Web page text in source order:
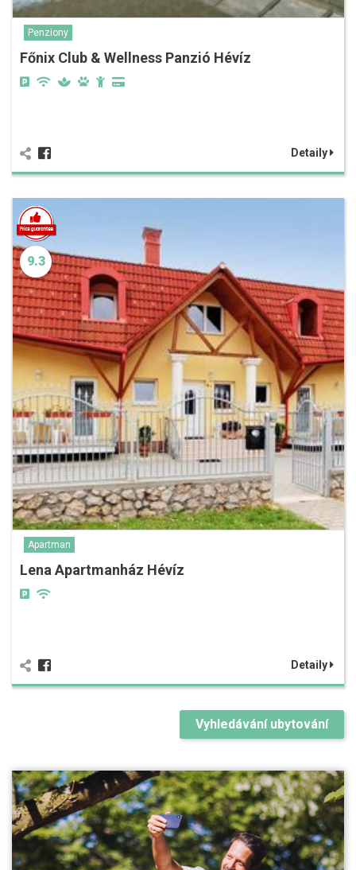
Penziony
Főnix Club & Wellness Panzió Hévíz
Detaily
9.3
Apartman
Lena Apartmanház Hévíz
Detaily
Vyhledávání ubytování